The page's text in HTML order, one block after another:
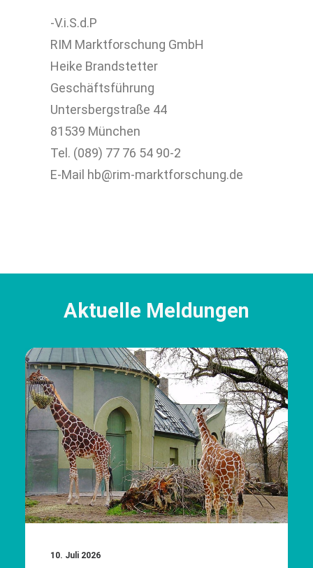
-V.i.S.d.P
RIM Marktforschung GmbH
Heike Brandstetter
Geschäftsführung
Untersbergstraße 44
81539 München
Tel. (089) 77 76 54 90-2
E-Mail hb@rim-marktforschung.de
Aktuelle Meldungen
10. Juli 2026